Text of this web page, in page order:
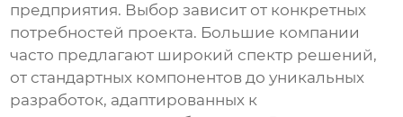
предприятия. Выбор зависит от конкретных
потребностей проекта. Большие компании
часто предлагают широкий спектр решений,
от стандартных компонентов до уникальных
разработок, адаптированных к